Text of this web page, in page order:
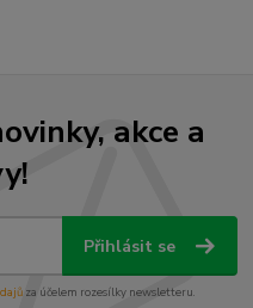
akce a
Přihlásit se
za účelem rozesílky newsletteru.